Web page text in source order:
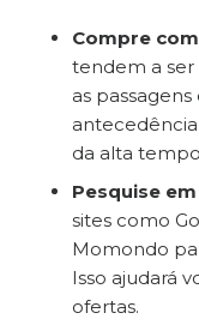
Compre
tendem a ser
as
da alta
Pesquise
sites como
Momondo
Isso ajudará
ofertas.